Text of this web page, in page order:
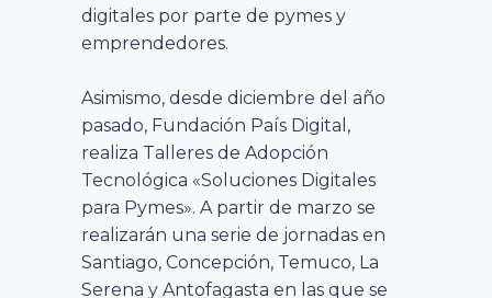
digitales por parte de pymes y
emprendedores.
Asimismo, desde diciembre del año
pasado, Fundación País Digital,
realiza Talleres de Adopción
Tecnológica «Soluciones Digitales
para Pymes». A partir de marzo se
realizarán una serie de jornadas en
Santiago, Concepción, Temuco, La
Serena y Antofagasta en las que se